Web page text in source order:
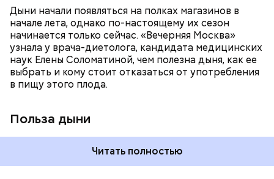
Дыни начали появляться на полках магазинов в
начале лета, однако по-настоящему их сезон
начинается только сейчас. «Вечерняя Москва»
узнала у врача-диетолога, кандидата медицинских
наук Елены Соломатиной, чем полезна дыня, как ее
выбрать и кому стоит отказаться от употребления
в пищу этого плода.
Польза дыни
систему и предотвращает скачки давления;
магний — помогает калию и не дает сосудам
спазмироваться.
Читать полностью